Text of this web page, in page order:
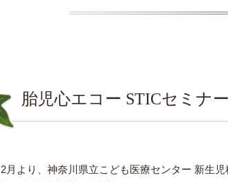
胎児心エコー STICセミナ
2月より、神奈川県立こども医療センター 新生